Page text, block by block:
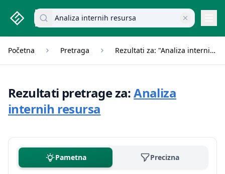
studenti.rs home page
Pretraži dokumente
Početna Pretraga Rezultati za: "Analiza internih resursa"
Rezultati pretrage za:Analiza
internih resursa
Pametna Precizna